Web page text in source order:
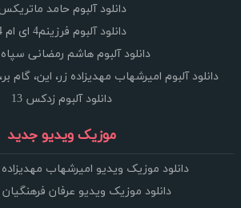
دانلود آلبوم حامد
دانلود آلبوم فرزینم4 ای ام 4
دانلود آلبوم هاشم رمضانی
دانلود آلبوم امیرشهاب مهدیزاده زر، این،
دانلود آلبوم زدکس 13
موزیک ویدیو جدید
دانلود موزیک ویدیو امیرشهاب
دانلود موزیک ویدیو عرفان